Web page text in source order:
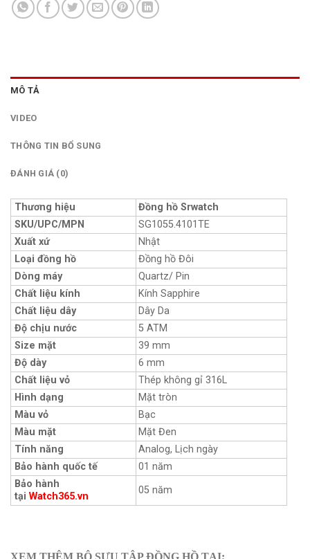
MÔ TẢ
VIDEO
THÔNG TIN BỔ SUNG
ĐÁNH GIÁ (0)
Thương hiệu
Đồng hồ Srwatch
SKU/UPC/MPN
SG1055.4101TE
Xuất xứ
Nhật
Loại đồng hồ
Đồng hồ Đôi
Dòng máy
Quartz/ Pin
Chất liệu kính
Kính Sapphire
Chất liệu dây
Dây Da
Độ chịu nước
5 ATM
Size mặt
39 mm
Độ dày
6 mm
Chất liệu vỏ
Thép không gỉ 316L
Hình dạng
Mặt tròn
Màu vỏ
Bạc
Màu mặt
Mặt Đen
Tính năng
Analog, Lịch ngày
Bảo hành quốc tế
01 năm
Bảo hành
tại Watch365.vn
05 năm